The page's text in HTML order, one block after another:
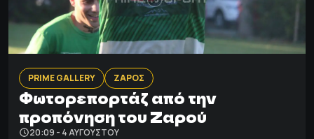
PRIME GALLERY ΖΑΡΟΣ
Φωτορεπορτάζ από την
προπόνηση του Ζαρού
20:09 - 4 ΑΥΓΟΎΣΤΟΥ